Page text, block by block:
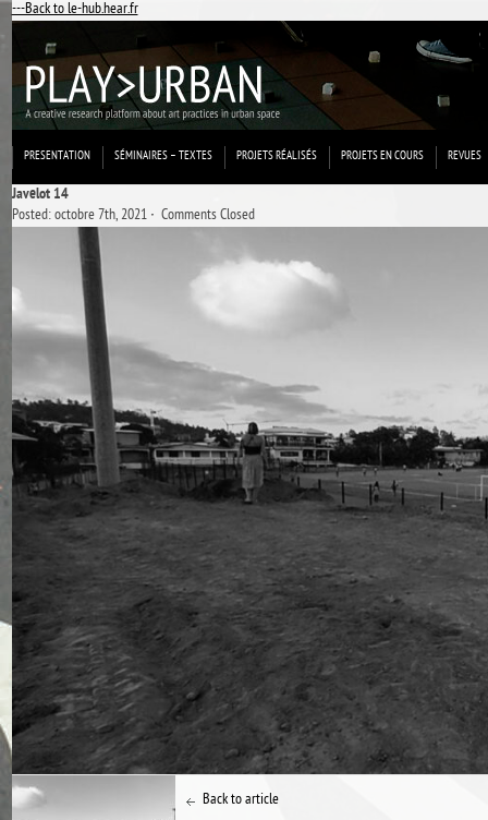
---Back to le-hub.hear.fr
PRESENTATION SÉMINAIRES – TEXTES PROJETS RÉALISÉS PROJETS EN COURS REVUES
Javelot 14
Posted: octobre 7th, 2021 ˑ Comments Closed
Back to article